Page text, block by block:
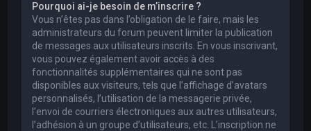
Pourquoi ai-je besoin de m’inscrire ?
Vous n’êtes pas dans l’obligation de le faire, mais les
administrateurs du forum peuvent limiter la publication
de messages aux utilisateurs inscrits. En vous inscrivant,
vous pouvez également avoir accès à des
fonctionnalités supplémentaires qui ne sont pas
disponibles aux visiteurs, tels que l’affichage d’avatars
personnalisés, l’utilisation de la messagerie privée,
l’envoi de courriers électroniques aux autres utilisateurs,
l’adhésion à un groupe d’utilisateurs, etc. L’inscription ne